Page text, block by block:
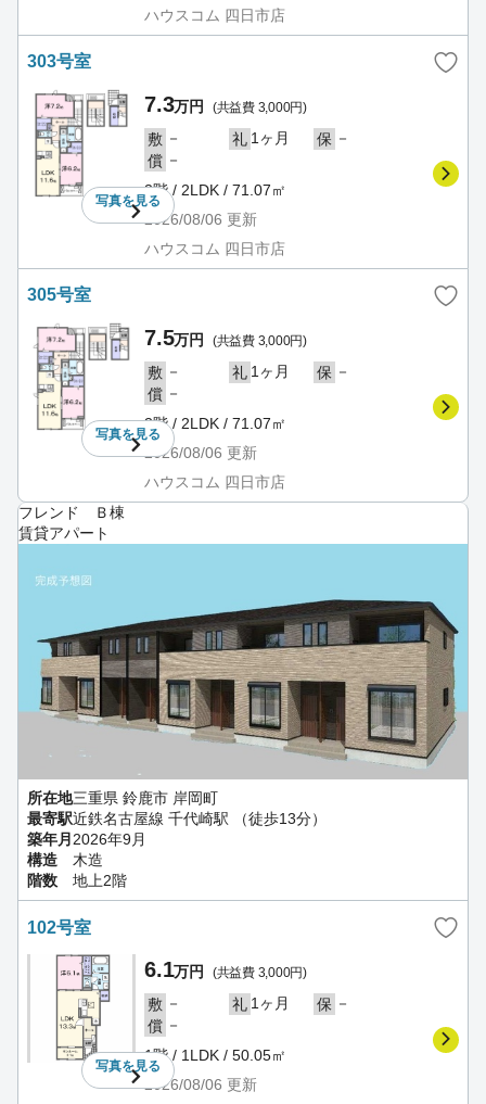
ハウスコム 四日市店
303号室
写真を見る
7.3万円 (共益費 3,000円)
敷 － 礼 1ヶ月 保 －
償 －
3階 / 2LDK / 71.07㎡
2026/08/06 更新
ハウスコム 四日市店
305号室
写真を見る
7.5万円 (共益費 3,000円)
敷 － 礼 1ヶ月 保 －
償 －
3階 / 2LDK / 71.07㎡
2026/08/06 更新
ハウスコム 四日市店
フレンド Ｂ棟
賃貸アパート
所在地三重県 鈴鹿市 岸岡町
最寄駅近鉄名古屋線 千代崎駅 （徒歩13分）
築年月 2026年9月
構造
木造
階数
地上2階
102号室
写真を見る
6.1万円 (共益費 3,000円)
敷 － 礼 1ヶ月 保 －
償 －
1階 / 1LDK / 50.05㎡
2026/08/06 更新